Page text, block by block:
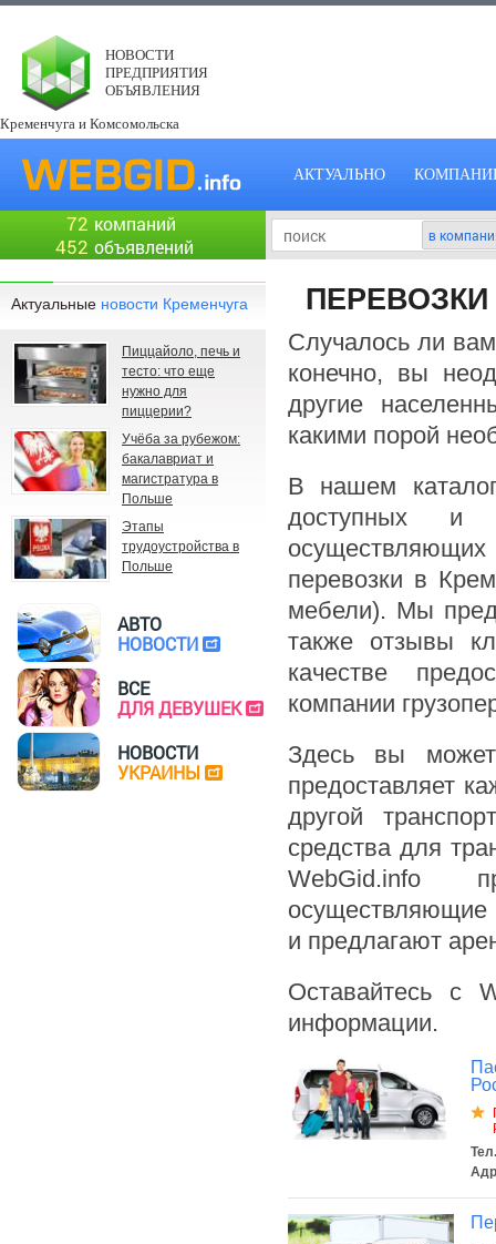
НОВОСТИ
ПРЕДПРИЯТИЯ
ОБЪЯВЛЕНИЯ
Кременчуга и Комсомольска
АКТУАЛЬНО
72 компаний
452 объявлений
Случалось ли
конечно, вы
другие
какими порой
В нашем
доступных и
перевозки в
мебели). Мы
также отзывы
качестве
компании
Здесь вы
предоставляет
другой
средства для
WebGid.info
осуществляющие
и предлагают
Оставайтесь с
информации.
Актуальные новости Кременчуга
Пиццайоло, печь и
тесто: что еще
нужно для
пиццерии?
Учёба за рубежом:
бакалавриат и
магистратура в
Польше
Этапы
трудоустройства в
Польше
АВТО
НОВОСТИ
ВСЕ
ДЛЯ ДЕВУШЕК
НОВОСТИ
УКРАИНЫ